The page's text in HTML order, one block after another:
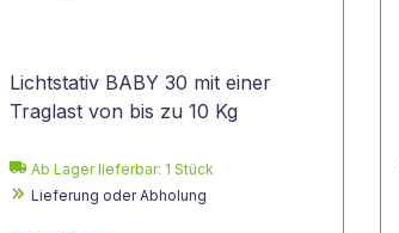
Lichtstativ BABY 30 mit einer
Traglast von bis zu 10 Kg
Ab Lager lieferbar: 1 Stück
Lieferung oder Abholung